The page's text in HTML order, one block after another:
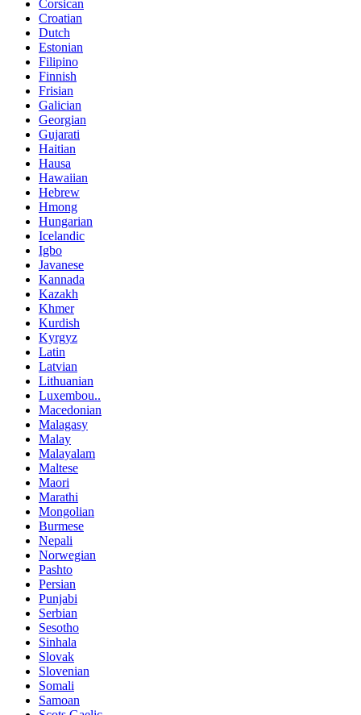
Corsican
Croatian
Dutch
Estonian
Filipino
Finnish
Frisian
Galician
Georgian
Gujarati
Haitian
Hausa
Hawaiian
Hebrew
Hmong
Hungarian
Icelandic
Igbo
Javanese
Kannada
Kazakh
Khmer
Kurdish
Kyrgyz
Latin
Latvian
Lithuanian
Luxembou..
Macedonian
Malagasy
Malay
Malayalam
Maltese
Maori
Marathi
Mongolian
Burmese
Nepali
Norwegian
Pashto
Persian
Punjabi
Serbian
Sesotho
Sinhala
Slovak
Slovenian
Somali
Samoan